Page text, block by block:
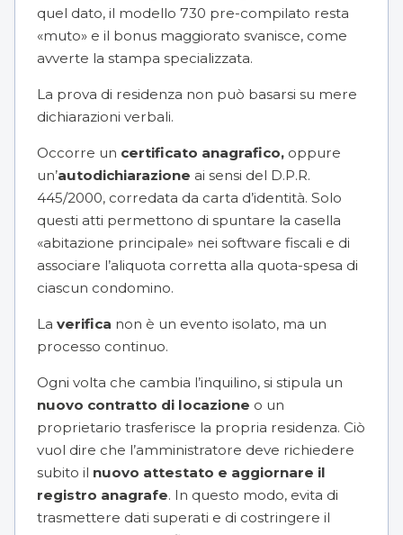
quel dato, il modello 730 pre-compilato resta
«muto» e il bonus maggiorato svanisce, come
avverte la stampa specializzata.
La prova di residenza non può basarsi su mere
dichiarazioni verbali.
Occorre un certificato anagrafico, oppure
un’autodichiarazione ai sensi del D.P.R.
445/2000, corredata da carta d’identità. Solo
questi atti permettono di spuntare la casella
«abitazione principale» nei software fiscali e di
associare l’aliquota corretta alla quota-spesa di
ciascun condomino.
La verifica non è un evento isolato, ma un
processo continuo.
Ogni volta che cambia l’inquilino, si stipula un
nuovo contratto di locazione o un
proprietario trasferisce la propria residenza. Ciò
vuol dire che l’amministratore deve richiedere
subito il nuovo attestato e aggiornare il
registro anagrafe. In questo modo, evita di
trasmettere dati superati e di costringere il